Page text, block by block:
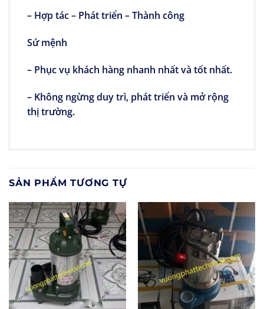
– Hợp tác – Phát triển – Thành công
Sứ mệnh
– Phục vụ khách hàng nhanh nhất và tốt nhất.
– Không ngừng duy trì, phát triển và mở rộng
thị trường.
SẢN PHẨM TƯƠNG TỰ